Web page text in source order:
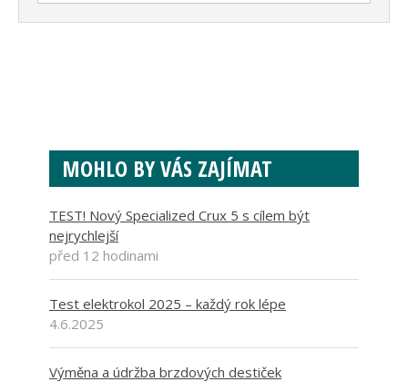
MOHLO BY VÁS ZAJÍMAT
TEST! Nový Specialized Crux 5 s cílem být
nejrychlejší
před 12 hodinami
Test elektrokol 2025 – každý rok lépe
4.6.2025
Výměna a údržba brzdových destiček